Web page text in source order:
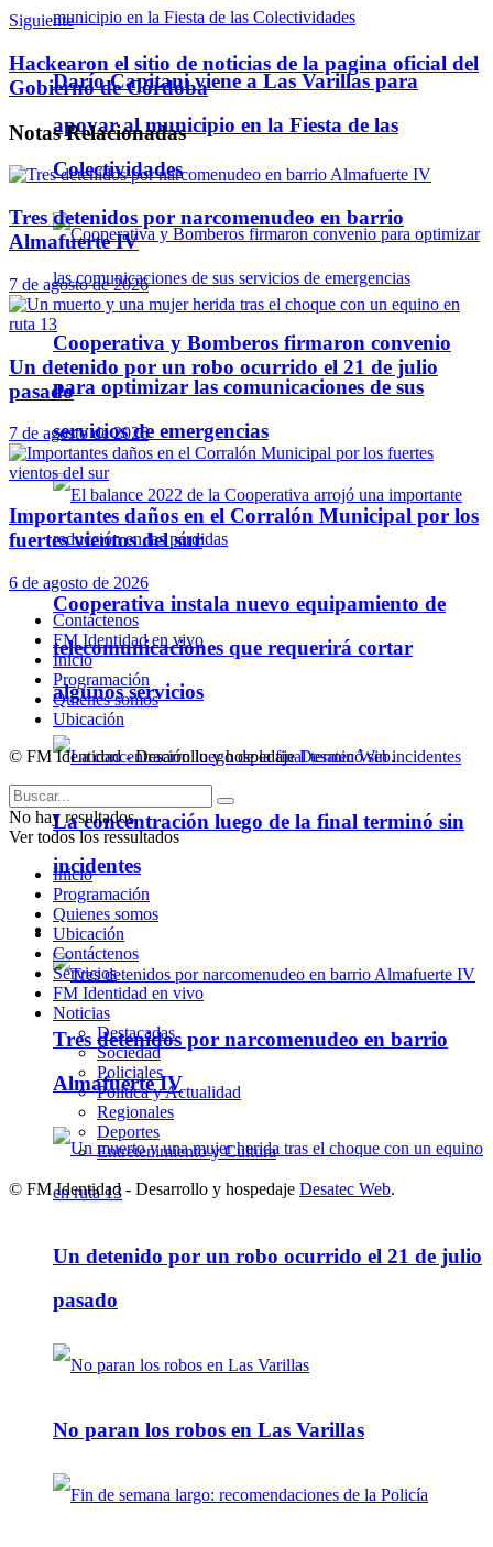
Darío Capitani viene a Las Varillas para
apoyar al municipio en la Fiesta de las
Colectividades
Cooperativa y Bomberos firmaron convenio
para optimizar las comunicaciones de sus
servicios de emergencias
Cooperativa instala nuevo equipamiento de
telecomunicaciones que requerirá cortar
algunos servicios
La concentración luego de la final terminó sin
incidentes
Policiales
Tres detenidos por narcomenudeo en barrio
Almafuerte IV
Un detenido por un robo ocurrido el 21 de julio
pasado
No paran los robos en Las Varillas
Siguiente
Hackearon el sitio de noticias de la pagina oficial del
Gobierno de Córdoba
NotasRelacionadas
Tres detenidos por narcomenudeo en barrio
Almafuerte IV
7 de agosto de 2026
Un detenido por un robo ocurrido el 21 de julio
pasado
7 de agosto de 2026
Importantes daños en el Corralón Municipal por los
fuertes vientos del sur
6 de agosto de 2026
Contáctenos
FM Identidad en vivo
Inicio
Programación
Quienes somos
Ubicación
© FM Identidad - Desarrollo y hospedajeDesatec Web.
No hay resultados.
Ver todos los ressultados
Inicio
Programación
Quienes somos
Ubicación
Contáctenos
Servicios
FM Identidad en vivo
Noticias
Destacadas
Sociedad
Policiales
Política y Actualidad
Regionales
Deportes
Entretenimiento y Cultura
© FM Identidad - Desarrollo y hospedaje Desatec Web.